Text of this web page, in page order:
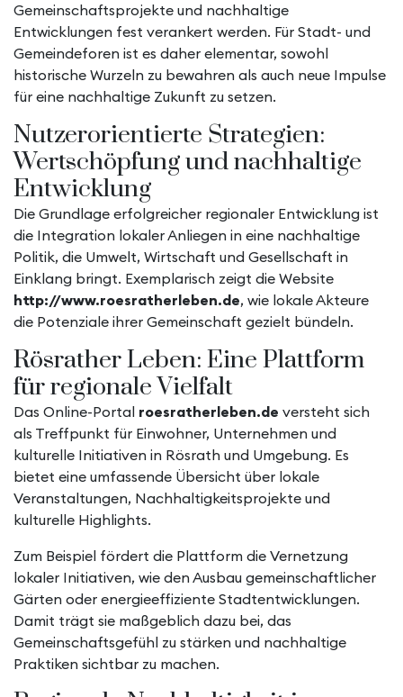
Gemeinschaftsprojekte und nachhaltige
Entwicklungen fest verankert werden. Für Stadt- und
Gemeindeforen ist es daher elementar, sowohl
historische Wurzeln zu bewahren als auch neue Impulse
für eine nachhaltige Zukunft zu setzen.
Nutzerorientierte Strategien:
Wertschöpfung und nachhaltige
Entwicklung
Die Grundlage erfolgreicher regionaler Entwicklung ist
die Integration lokaler Anliegen in eine nachhaltige
Politik, die Umwelt, Wirtschaft und Gesellschaft in
Einklang bringt. Exemplarisch zeigt die Website
http://www.roesratherleben.de, wie lokale Akteure
die Potenziale ihrer Gemeinschaft gezielt bündeln.
Rösrather Leben: Eine Plattform
für regionale Vielfalt
Das Online-Portal roesratherleben.de versteht sich
als Treffpunkt für Einwohner, Unternehmen und
kulturelle Initiativen in Rösrath und Umgebung. Es
bietet eine umfassende Übersicht über lokale
Veranstaltungen, Nachhaltigkeitsprojekte und
kulturelle Highlights.
Zum Beispiel fördert die Plattform die Vernetzung
lokaler Initiativen, wie den Ausbau gemeinschaftlicher
Gärten oder energieeffiziente Stadtentwicklungen.
Damit trägt sie maßgeblich dazu bei, das
Gemeinschaftsgefühl zu stärken und nachhaltige
Praktiken sichtbar zu machen.